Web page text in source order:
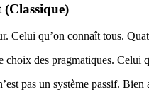
Celui qu’on connaît tous.
choix des pragmatiques.
pas un système passif.